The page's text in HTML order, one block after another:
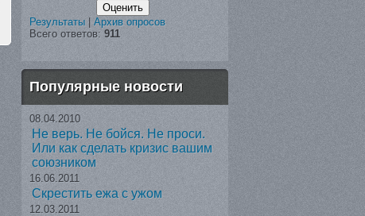
Результаты
Архив опросов
Всего ответов: 911
Популярные новости
08.04.2010
Не верь. Не бойся. Не проси.
Или как сделать кризис вашим
союзником
16.06.2011
Скрестить ежа с ужом
12.03.2011